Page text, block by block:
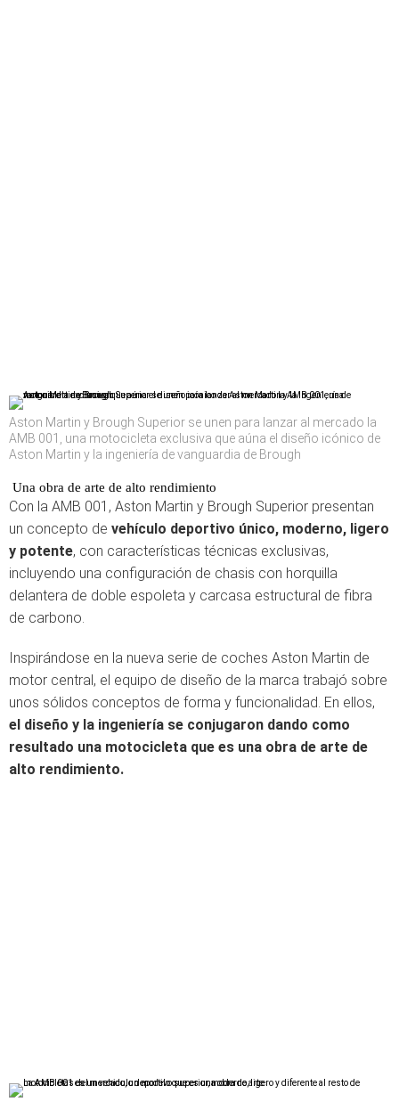
Aston Martin y Brough Superior se unen para lanzar al mercado la
AMB 001, una motocicleta exclusiva que aúna el diseño icónico de
Aston Martin y la ingeniería de vanguardia de Brough
Una obra de arte de alto rendimiento
Con la AMB 001, Aston Martin y Brough Superior presentan
un concepto de vehículo deportivo único, moderno, ligero
y potente, con características técnicas exclusivas,
incluyendo una configuración de chasis con horquilla
delantera de doble espoleta y carcasa estructural de fibra
de carbono.
Inspirándose en la nueva serie de coches Aston Martin de
motor central, el equipo de diseño de la marca trabajó sobre
unos sólidos conceptos de forma y funcionalidad. En ellos,
el diseño y la ingeniería se conjugaron dando como
resultado una motocicleta que es una obra de arte de
alto rendimiento.